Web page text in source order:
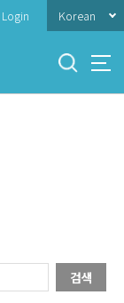
Login Korean
검색